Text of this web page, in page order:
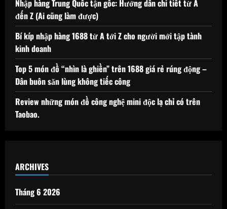
Nhập hàng Trung Quốc tận gốc: Hướng dẫn chi tiết từ A
đến Z (Ai cũng làm được)
Bí kíp nhập hàng 1688 từ A tới Z cho người mới tập tành
kinh doanh
Top 5 món đồ “nhìn là ghiền” trên 1688 giá rẻ rúng động –
Dân buôn săn lùng không tiếc công
Review những món đồ công nghệ mini độc lạ chỉ có trên
Taobao.
ARCHIVES
Tháng 6 2026